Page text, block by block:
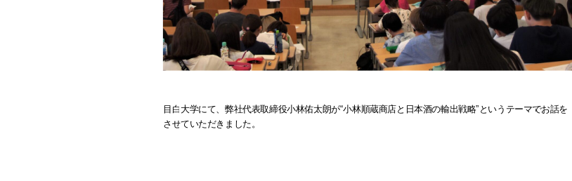
目白大学にて、弊社代表取締役小林佑太朗が“小林順蔵商店と日本酒の輸出戦略”というテーマでお話を
させていただきました。